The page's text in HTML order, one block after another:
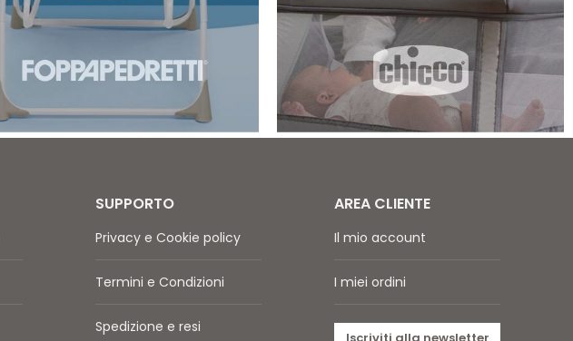
SUPPORTO
Privacy e Cookie policy
Termini e Condizioni
Spedizione e resi
AREA CLIENTE
Il mio account
I miei ordini